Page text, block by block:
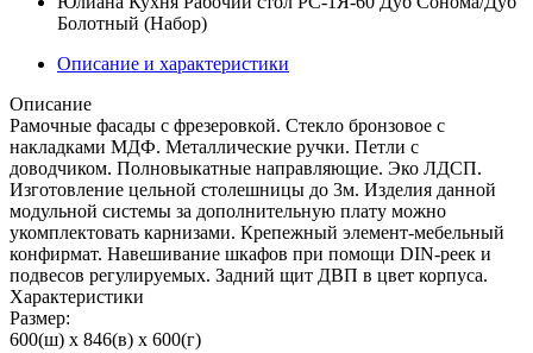
Болотный (Набор)
Описание и характеристики
Описание
Рамочные фасады с фрезеровкой. Стекло бронзовое с
накладками МДФ. Металлические ручки. Петли с
доводчиком. Полновыкатные направляющие. Эко ЛДСП.
Изготовление цельной столешницы до 3м. Изделия данной
модульной системы за дополнительную плату можно
укомплектовать карнизами. Крепежный элемент-мебельный
конфирмат. Навешивание шкафов при помощи DIN-реек и
подвесов регулируемых. Задний щит ДВП в цвет корпуса.
Характеристики
Размер:
600(ш) x 846(в) x 600(г)